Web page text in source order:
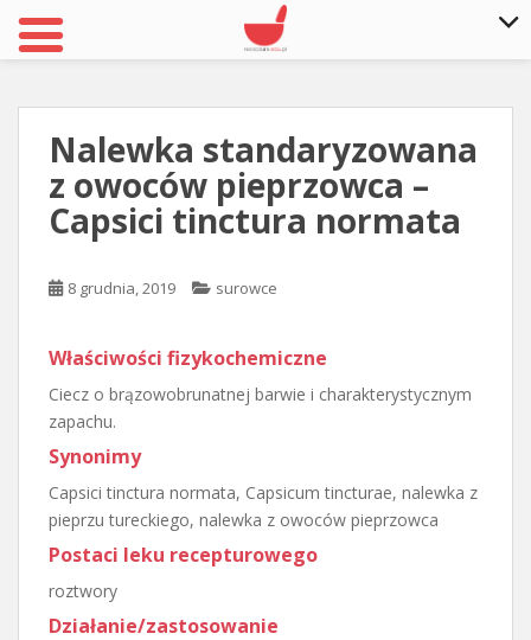
Nalewka standaryzowana
z owoców pieprzowca –
Capsici tinctura normata
8 grudnia, 2019 surowce
Właściwości fizykochemiczne
Ciecz o brązowobrunatnej barwie i charakterystycznym
zapachu.
Synonimy
Capsici tinctura normata, Capsicum tincturae, nalewka z
pieprzu tureckiego, nalewka z owoców pieprzowca
Postaci leku recepturowego
roztwory
Działanie/zastosowanie